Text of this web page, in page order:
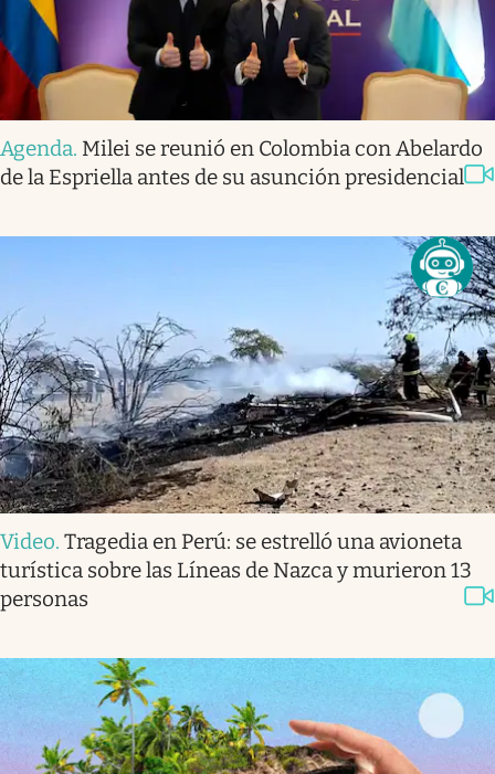
Agenda. Milei se reunió en Colombia con Abelardo
de la Espriella antes de su asunción presidencial
Video. Tragedia en Perú: se estrelló una avioneta
turística sobre las Líneas de Nazca y murieron 13
personas